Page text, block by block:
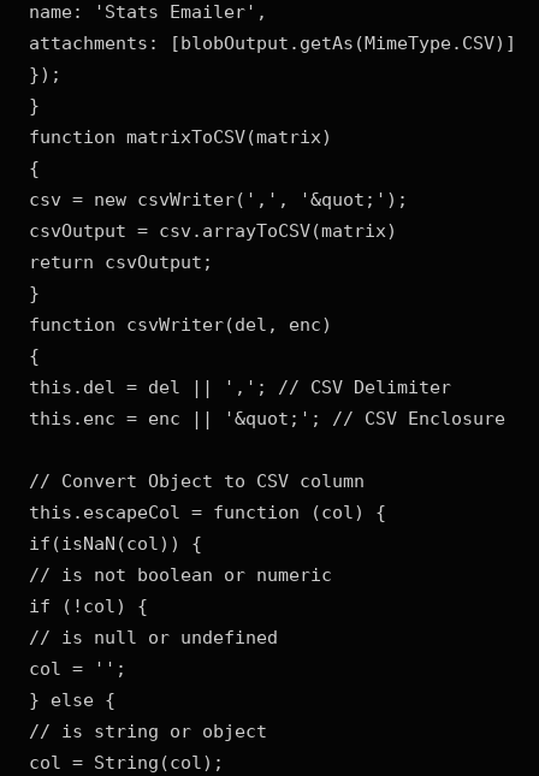
name: 'Stats Emailer',
attachments: [blobOutput.getAs(MimeType.CSV)]
});
}
function matrixToCSV(matrix)
{
csv = new csvWriter(',', '&quot;');
csvOutput = csv.arrayToCSV(matrix)
return csvOutput;
}
function csvWriter(del, enc)
{
this.del = del || ','; // CSV Delimiter
this.enc = enc || '&quot;'; // CSV Enclosure
// Convert Object to CSV column
this.escapeCol = function (col) {
if(isNaN(col)) {
// is not boolean or numeric
if (!col) {
// is null or undefined
col = '';
} else {
// is string or object
col = String(col);